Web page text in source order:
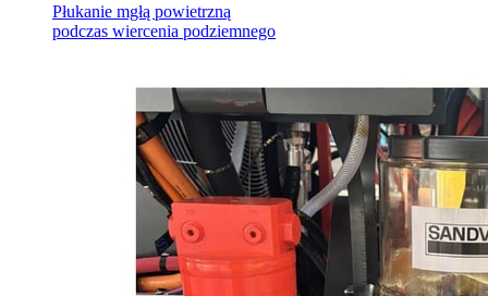
Płukanie mgłą powietrzną
podczas wiercenia podziemnego